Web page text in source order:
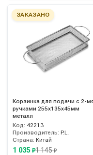
ЗАКАЗАНО
Корзинка для подачи с 2-
ручками 255х135х45мм
металл
Код: 42213
Производитель: P.L.
Страна: Китай
1 035 ₽1 145₽